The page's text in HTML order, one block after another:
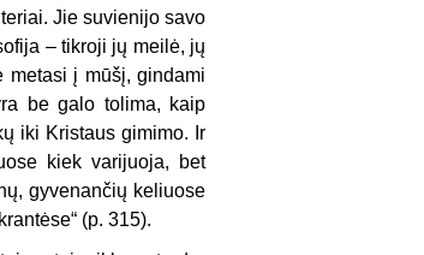
Jie suvienijo savo
– tikroji jų meilė, jų
metasi į mūšį, gindami
be galo tolima, kaip
iki Kristaus gimimo. Ir
kiek varijuoja, bet
gyvenančių keliuose
(p. 315).